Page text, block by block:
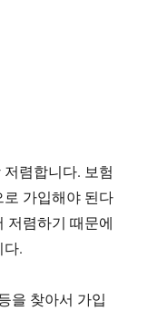
저렴합니다. 보험
가입해야 된다
저렴하기 때문에
다.
을 찾아서 가입